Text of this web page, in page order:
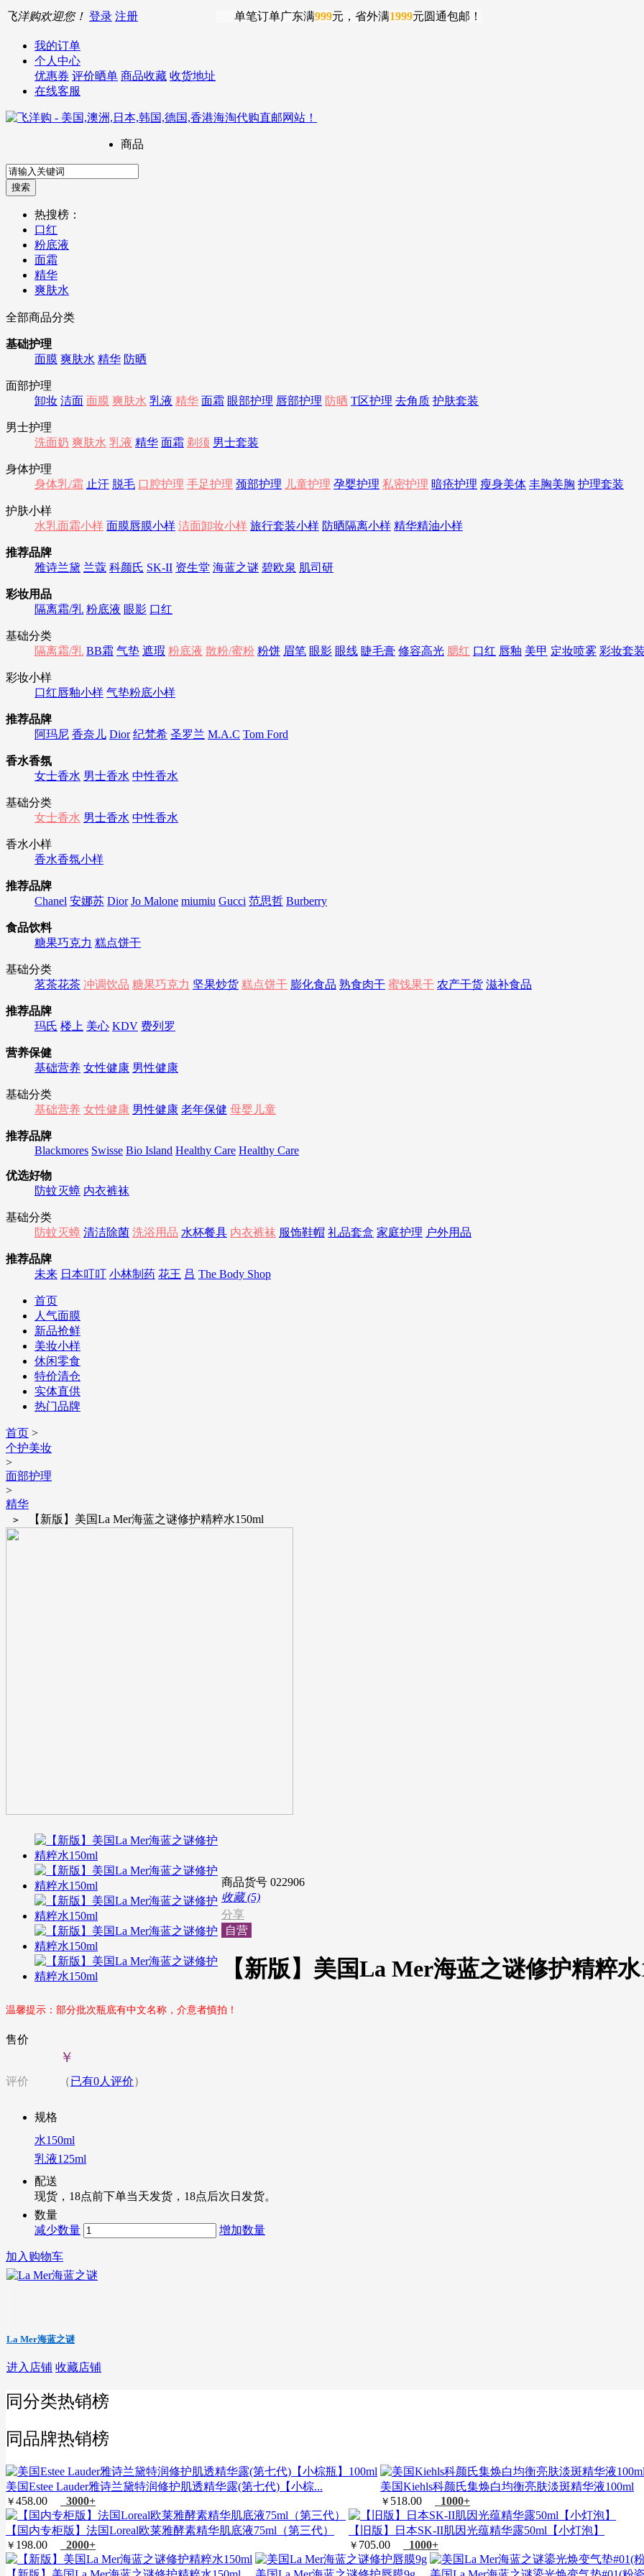
飞洋购欢迎您！ 登录 注册 单笔订单广东满999元，省外满1999元圆通包邮！
我的订单
个人中心
优惠券 评价晒单 商品收藏 收货地址
在线客服
商品
热搜榜：
口红
粉底液
面霜
精华
爽肤水
全部商品分类
基础护理
面膜 爽肤水 精华 防晒
面部护理
卸妆 洁面 面膜 爽肤水 乳液 精华 面霜 眼部护理 唇部护理 防晒 T区护理 去角质 护肤套装
男士护理
洗面奶 爽肤水 乳液 精华 面霜 剃须 男士套装
身体护理
身体乳/霜 止汗 脱毛 口腔护理 手足护理 颈部护理 儿童护理 孕婴护理 私密护理 暗疮护理 瘦身美体 丰胸美胸 护理套装
护肤小样
水乳面霜小样 面膜唇膜小样 洁面卸妆小样 旅行套装小样 防晒隔离小样 精华精油小样
推荐品牌
雅诗兰黛 兰蔻 科颜氏 SK-II 资生堂 海蓝之谜 碧欧泉 肌司研
彩妆用品
隔离霜/乳 粉底液 眼影 口红
基础分类
隔离霜/乳 BB霜 气垫 遮瑕 粉底液 散粉/蜜粉 粉饼 眉笔 眼影 眼线 睫毛膏 修容高光 腮红 口红 唇釉 美甲 定妆喷雾 彩妆套
彩妆小样
口红唇釉小样 气垫粉底小样
推荐品牌
阿玛尼 香奈儿 Dior 纪梵希 圣罗兰 M.A.C Tom Ford
香水香氛
女士香水 男士香水 中性香水
基础分类
女士香水 男士香水 中性香水
香水小样
香水香氛小样
推荐品牌
Chanel 安娜苏 Dior Jo Malone miumiu Gucci 范思哲 Burberry
食品饮料
糖果巧克力 糕点饼干
基础分类
茗茶花茶 冲调饮品 糖果巧克力 坚果炒货 糕点饼干 膨化食品 熟食肉干 蜜饯果干 农产干货 滋补食品
推荐品牌
玛氏 楼上 美心 KDV 费列罗
营养保健
基础营养 女性健康 男性健康
基础分类
基础营养 女性健康 男性健康 老年保健 母婴儿童
推荐品牌
Blackmores Swisse Bio Island Healthy Care Healthy Care
优选好物
防蚊灭蟑 内衣裤袜
基础分类
防蚊灭蟑 清洁除菌 洗浴用品 水杯餐具 内衣裤袜 服饰鞋帽 礼品套盒 家庭护理 户外用品
推荐品牌
未来 日本叮叮 小林制药 花王 吕 The Body Shop
首页
人气面膜
新品抢鲜
美妆小样
休闲零食
特价清仓
实体直供
热门品牌
首页 >
个护美妆
>
面部护理
>
精华
> 【新版】美国La Mer海蓝之谜修护精粹水150ml
商品货号 022906
收藏 (5)
分享
自营
【新版】美国La Mer海蓝之谜修护精粹
温馨提示：部分批次瓶底有中文名称，介意者慎拍！
售价
￥
评价 （已有0人评价）
规格
水150ml
乳液125ml
配送
现货，18点前下单当天发货，18点后次日发货。
数量
减少数量
增加数量
加入购物车
La Mer海蓝之谜
进入店铺 收藏店铺
同分类热销榜
同品牌热销榜
美国Estee Lauder雅诗兰黛特润修护肌透精华露(第七代)【小棕...
￥ 458.00 3000+
美国Kiehls科颜氏集焕白均衡亮肤淡斑精华液100ml
￥ 518.00 1000+
【国内专柜版】法国Loreal欧莱雅酵素精华肌底液75ml（第三代）
￥ 198.00 2000+
【旧版】日本SK-II肌因光蕴精华露50ml【小灯泡】
￥ 705.00 1000+